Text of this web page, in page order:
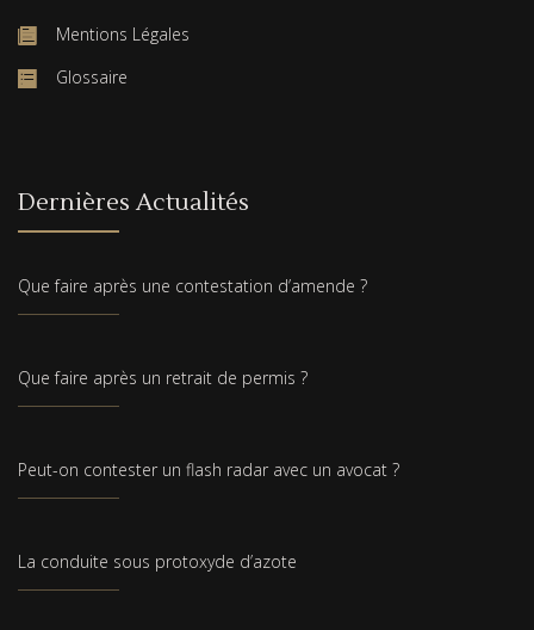
Mentions Légales
Glossaire
Dernières Actualités
Que faire après une contestation d’amende ?
Que faire après un retrait de permis ?
Peut-on contester un flash radar avec un avocat ?
La conduite sous protoxyde d’azote